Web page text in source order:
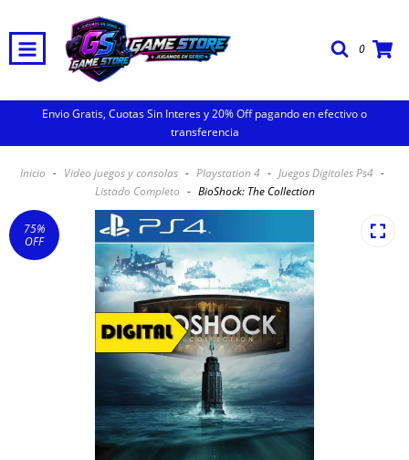
0
Envio Gratis, Cuotas Sin Interes y 20% Off pagando en efectivo o
transferencia
Inicio - Video juegos y consolas - Playstation 4 - Juegos Digitales Ps4 -
Listado Completo - BioShock: The Collection
75%
OFF